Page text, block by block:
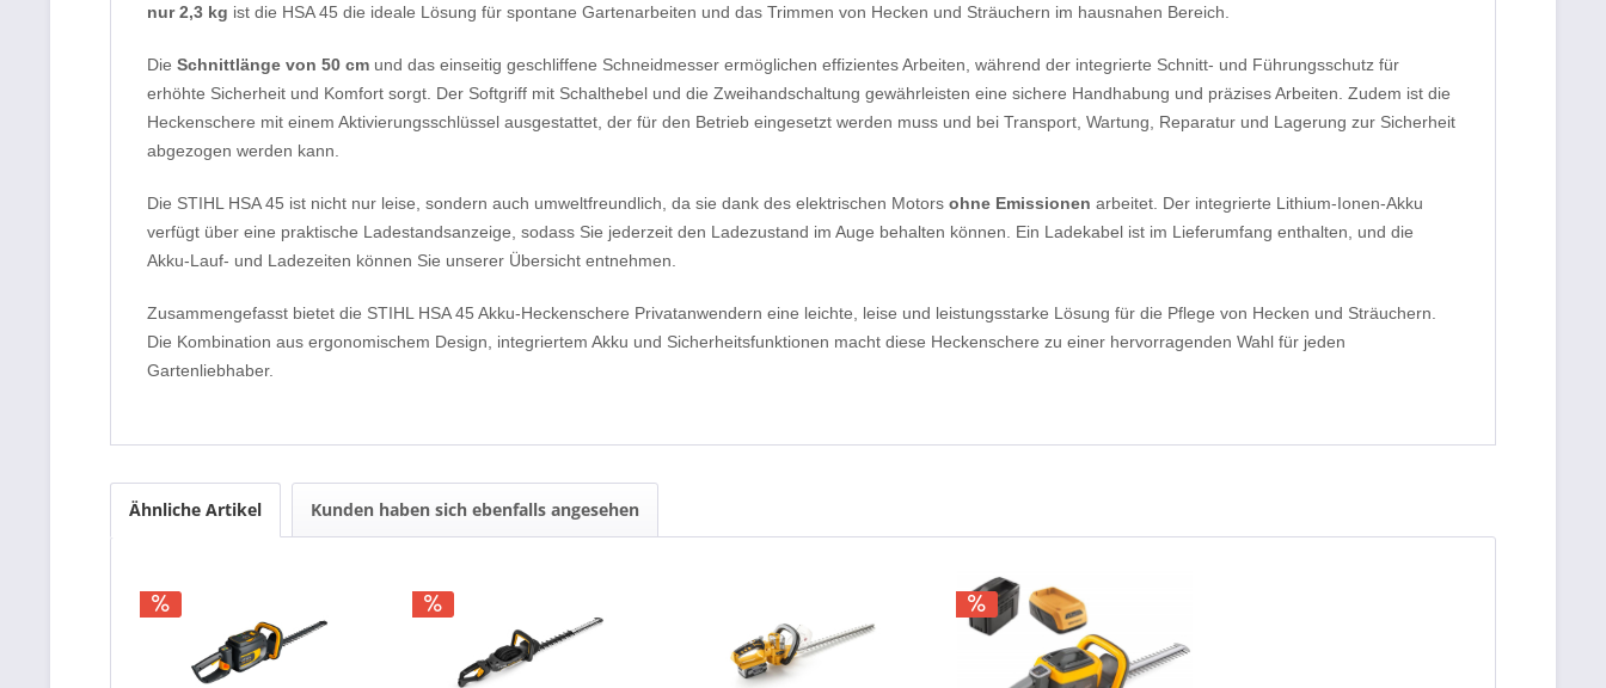
nur 2,3 kg ist die HSA 45 die ideale Lösung für spontane Gartenarbeiten und das Trimmen von Hecken und Sträuchern im hausnahen Bereich.
Die Schnittlänge von 50 cm und das einseitig geschliffene Schneidmesser ermöglichen effizientes Arbeiten, während der integrierte Schnitt- und Führungsschutz für
erhöhte Sicherheit und Komfort sorgt. Der Softgriff mit Schalthebel und die Zweihandschaltung gewährleisten eine sichere Handhabung und präzises Arbeiten. Zudem ist die
Heckenschere mit einem Aktivierungsschlüssel ausgestattet, der für den Betrieb eingesetzt werden muss und bei Transport, Wartung, Reparatur und Lagerung zur Sicherheit
abgezogen werden kann.
Die STIHL HSA 45 ist nicht nur leise, sondern auch umweltfreundlich, da sie dank des elektrischen Motors ohne Emissionen arbeitet. Der integrierte Lithium-Ionen-Akku
verfügt über eine praktische Ladestandsanzeige, sodass Sie jederzeit den Ladezustand im Auge behalten können. Ein Ladekabel ist im Lieferumfang enthalten, und die
Akku-Lauf- und Ladezeiten können Sie unserer Übersicht entnehmen.
Zusammengefasst bietet die STIHL HSA 45 Akku-Heckenschere Privatanwendern eine leichte, leise und leistungsstarke Lösung für die Pflege von Hecken und Sträuchern.
Die Kombination aus ergonomischem Design, integriertem Akku und Sicherheitsfunktionen macht diese Heckenschere zu einer hervorragenden Wahl für jeden
Gartenliebhaber.
Ähnliche Artikel Kunden haben sich ebenfalls angesehen